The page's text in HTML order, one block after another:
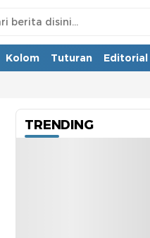
Kolom Tuturan Editorial
TRENDING